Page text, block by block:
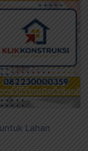
Lahan